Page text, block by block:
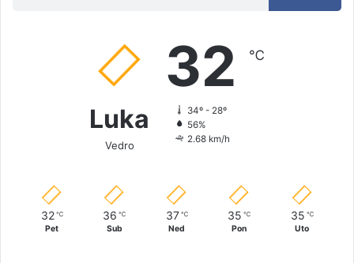
Luka
Vedro
32 ℃
34º - 28º
56%
2.68 km/h
32 ℃
Pet
36 ℃
Sub
37 ℃
Ned
35 ℃
Pon
35 ℃
Uto